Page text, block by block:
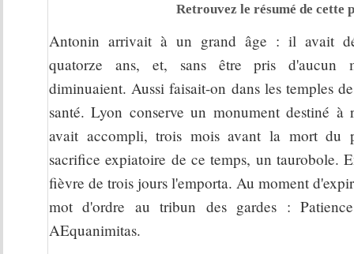
Retrouvez le résumé de cette
Antonin arrivait à un grand âge : il avait
quatorze ans, et, sans être pris d'aucun
diminuaient. Aussi faisait-on dans les temples
santé. Lyon conserve un monument destiné à
avait accompli, trois mois avant la mort du
sacrifice expiatoire de ce temps, un taurobole.
fièvre de trois jours l'emporta. Au moment
mot d'ordre au tribun des gardes :
AEquanimitas.